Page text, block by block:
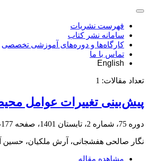
فهرست نشریات
سامانه نشر کتاب
کارگاه‌ها و دوره‌های آموزشی تخصصی
تماس با ما
English
تعداد مقالات: 1
پیش‌بینی تغییرات عوامل
دوره 75، شماره 2، تابستان 1401، صفحه 177-194
نگار صالحی هفشجانی، آرش ملکیان، حسین
مشاهده مقاله